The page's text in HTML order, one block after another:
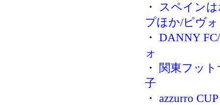
・
スペイン
プほか/ピヴォ
・ DANNY
ォ
・ 関東フッ
子
・ azzurro